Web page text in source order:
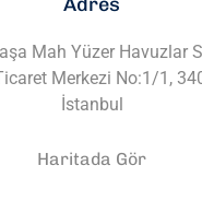
Mah Yüzer Havuzlar
Merkezi No:1/1,
İstanbul
Haritada Gör